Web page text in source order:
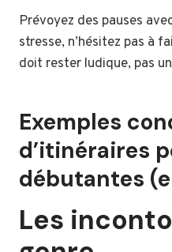
Prévoyez des pauses
stresse, n’hésitez pas à
doit rester ludique, pas
Exemples
d’itinéraires
débutantes
Les